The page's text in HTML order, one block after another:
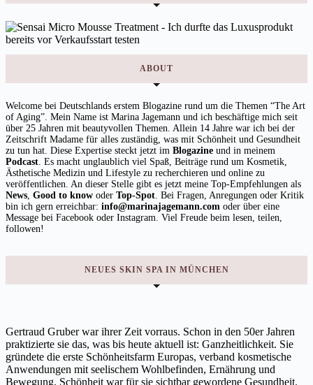
ABOUT
Welcome bei Deutschlands erstem Blogazine rund um die Themen “The Art
of Aging”. Mein Name ist Marina Jagemann und ich beschäftige mich seit
über 25 Jahren mit beautyvollen Themen. Allein 14 Jahre war ich bei der
Zeitschrift Madame für alles zuständig, was mit Schönheit und Gesundheit
zu tun hat. Diese Expertise steckt jetzt im Blogazine und in meinem
Podcast . Es macht unglaublich viel Spaß, Beiträge rund um Kosmetik,
Ästhetische Medizin und Lifestyle zu recherchieren und online zu
veröffentlichen. An dieser Stelle gibt es jetzt meine Top-Empfehlungen als
News Good to know oder Top-Spot . Bei Fragen, Anregungen oder Kritik
bin ich gern erreichbar: info@marinajagemann.com oder über eine
Message bei Facebook oder Instagram. Viel Freude beim lesen, teilen,
followen!
NEUES SKIN SPA IN MÜNCHEN
Gertraud Gruber war ihrer Zeit vorraus. Schon in den 50er Jahren
praktizierte sie das, was bis heute aktuell ist: Ganzheitlichkeit. Sie
gründete die erste Schönheitsfarm Europas, verband kosmetische
Anwendungen mit seelischem Wohlbefinden, Ernährung und
Bewegung. Schönheit war für sie sichtbar gewordene Gesundheit.